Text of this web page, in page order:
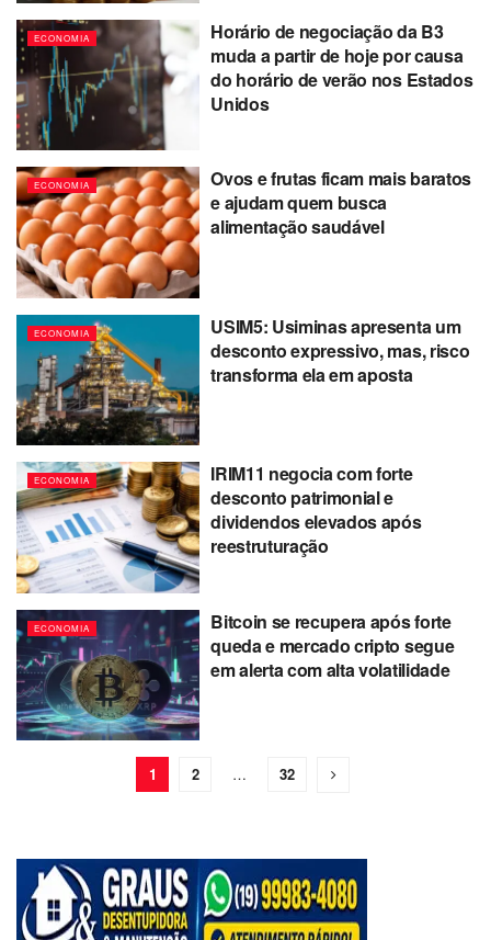
ECONOMIA
Horário de negociação da B3
muda a partir de hoje por causa
do horário de verão nos Estados
Unidos
ECONOMIA
Ovos e frutas ficam mais baratos
e ajudam quem busca
alimentação saudável
ECONOMIA
USIM5: Usiminas apresenta um
desconto expressivo, mas, risco
transforma ela em aposta
ECONOMIA
IRIM11 negocia com forte
desconto patrimonial e
dividendos elevados após
reestruturação
ECONOMIA
Bitcoin se recupera após forte
queda e mercado cripto segue
em alerta com alta volatilidade
1 2 … 32